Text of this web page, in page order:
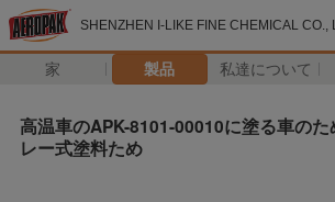
SHENZHEN I-LIKE FINE CHEMICAL CO.,
家 製品 私達について
高温車のAPK-8101-00010に塗る車の
レー式塗料ため